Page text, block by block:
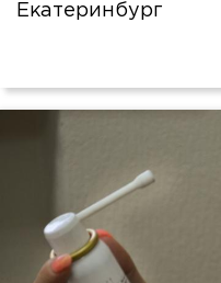
Екатеринбург